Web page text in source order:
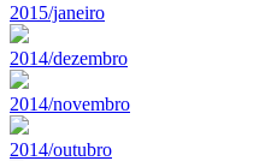
2015/janeiro
2014/dezembro
2014/novembro
2014/outubro